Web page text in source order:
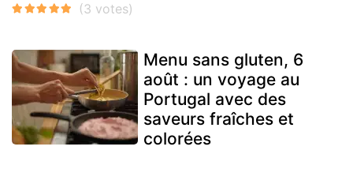
Menu sans gluten, 6
août : un voyage au
Portugal avec des
saveurs fraîches et
colorées